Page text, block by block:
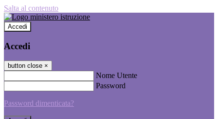
Salta al contenuto
Accedi
Accedi
button close ×
Nome Utente
Password
Password dimenticata?